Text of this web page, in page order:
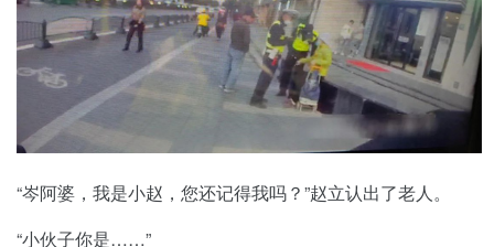
“岑阿婆，我是小赵，您还记得我吗？”赵立认出了老人。
“小伙子你是……”